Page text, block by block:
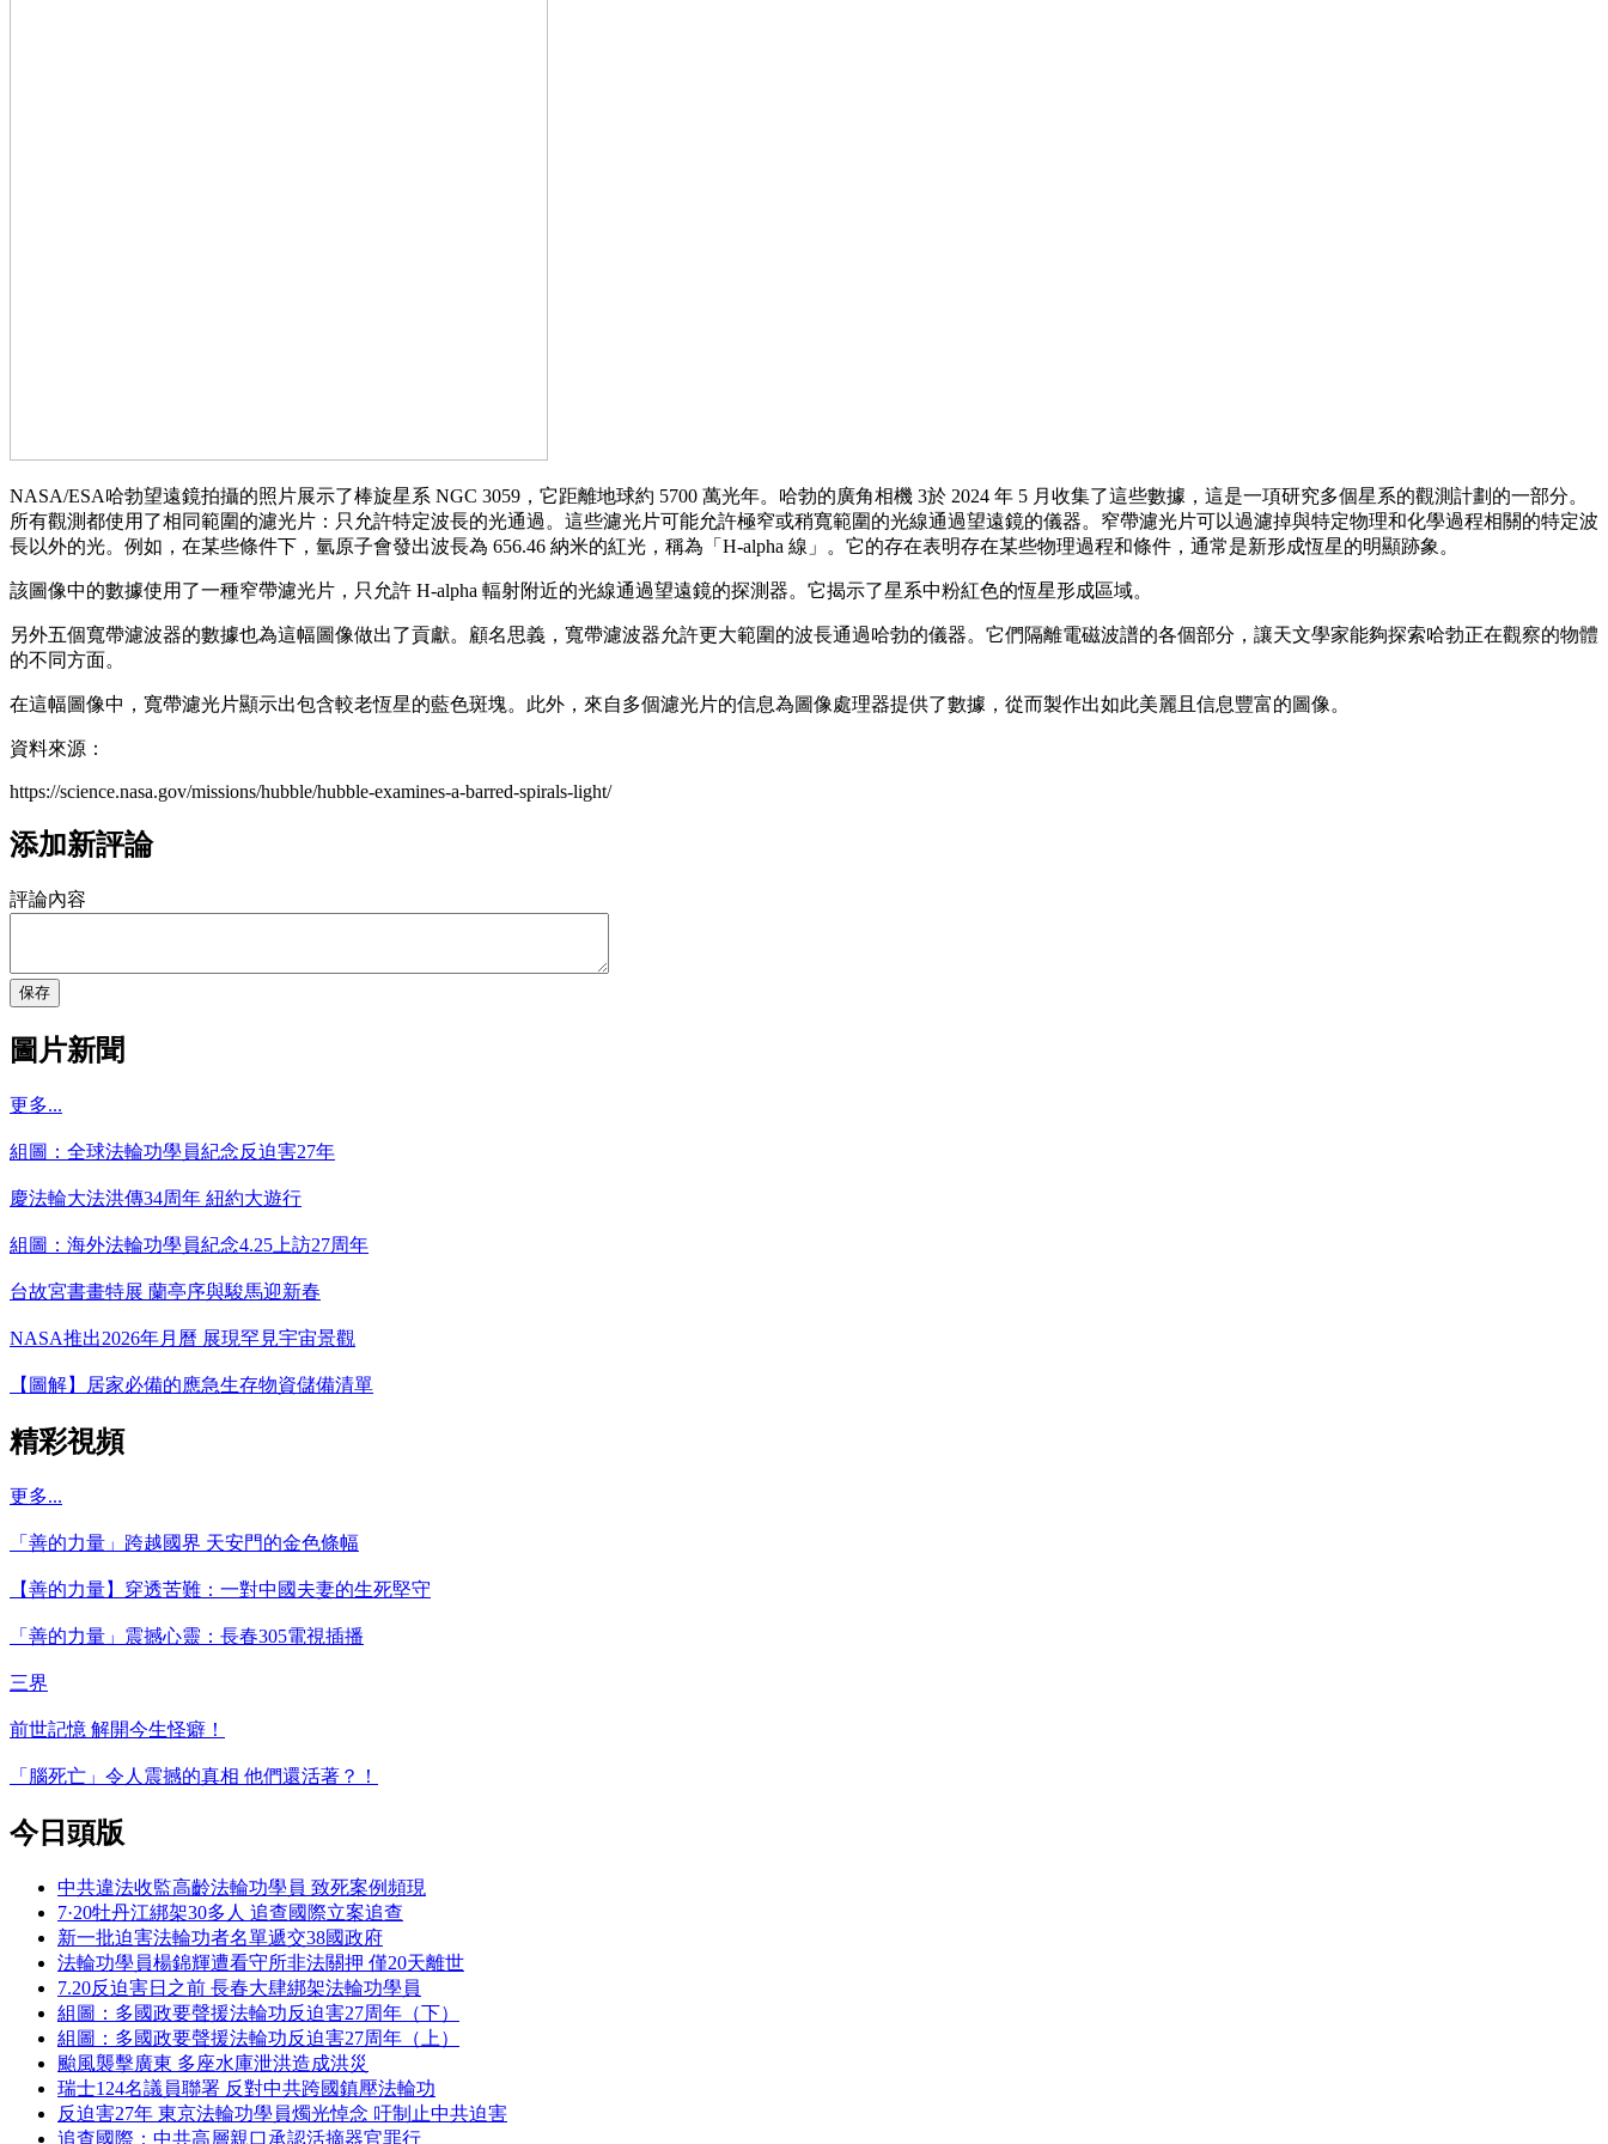
NASA/ESA哈勃望遠鏡拍攝的照片展示了棒旋星系 NGC 3059，它距離地球約 5700 萬光年。哈勃的廣角相機 3於 2024 年 5 月收集了這些數據，這是一項研究多個星系的觀測計劃的一部分。
所有觀測都使用了相同範圍的濾光片：只允許特定波長的光通過。這些濾光片可能允許極窄或稍寬範圍的光線通過望遠鏡的儀器。窄帶濾光片可以過濾掉與特定物理和化學過程相關的特定波
長以外的光。例如，在某些條件下，氫原子會發出波長為 656.46 納米的紅光，稱為「H-alpha 線」。它的存在表明存在某些物理過程和條件，通常是新形成恆星的明顯跡象。
該圖像中的數據使用了一種窄帶濾光片，只允許 H-alpha 輻射附近的光線通過望遠鏡的探測器。它揭示了星系中粉紅色的恆星形成區域。
另外五個寬帶濾波器的數據也為這幅圖像做出了貢獻。顧名思義，寬帶濾波器允許更大範圍的波長通過哈勃的儀器。它們隔離電磁波譜的各個部分，讓天文學家能夠探索哈勃正在觀察的物體
的不同方面。
在這幅圖像中，寬帶濾光片顯示出包含較老恆星的藍色斑塊。此外，來自多個濾光片的信息為圖像處理器提供了數據，從而製作出如此美麗且信息豐富的圖像。
資料來源：
https://science.nasa.gov/missions/hubble/hubble-examines-a-barred-spirals-light/
添加新評論
評論內容
保存
圖片新聞
更多...
組圖：全球法輪功學員紀念反迫害27年
慶法輪大法洪傳34周年 紐約大遊行
組圖：海外法輪功學員紀念4.25上訪27周年
台故宮書畫特展 蘭亭序與駿馬迎新春
NASA推出2026年月曆 展現罕見宇宙景觀
【圖解】居家必備的應急生存物資儲備清單
精彩視頻
更多...
「善的力量」跨越國界 天安門的金色條幅
【善的力量】穿透苦難：一對中國夫妻的生死堅守
「善的力量」震撼心靈：長春305電視插播
三界
前世記憶 解開今生怪癖！
「腦死亡」令人震撼的真相 他們還活著？！
今日頭版
中共違法收監高齡法輪功學員 致死案例頻現
7·20牡丹江綁架30多人 追查國際立案追查
新一批迫害法輪功者名單遞交38國政府
法輪功學員楊錦輝遭看守所非法關押 僅20天離世
7.20反迫害日之前 長春大肆綁架法輪功學員
組圖：多國政要聲援法輪功反迫害27周年（下）
組圖：多國政要聲援法輪功反迫害27周年（上）
颱風襲擊廣東 多座水庫泄洪造成洪災
瑞士124名議員聯署 反對中共跨國鎮壓法輪功
反迫害27年 東京法輪功學員燭光悼念 吁制止中共迫害
追查國際：中共高層親口承認活摘器官罪行